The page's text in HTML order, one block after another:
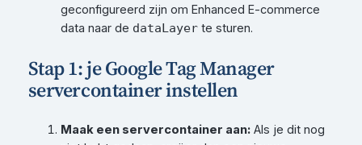
geconfigureerd zijn om Enhanced E-commerce
data naar de dataLayerte sturen.
Stap 1: je Google Tag Manager
servercontainer instellen
Maak een servercontainer aan:Als je dit nog